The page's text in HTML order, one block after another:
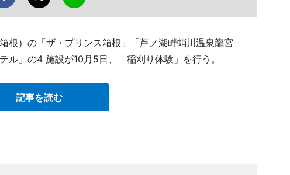
根）の「ザ・プリンス箱根」「芦ノ湖畔蛸川温泉龍宮
」の4 施設が10月5日、「稲刈り体験」を行う。
記事を読む